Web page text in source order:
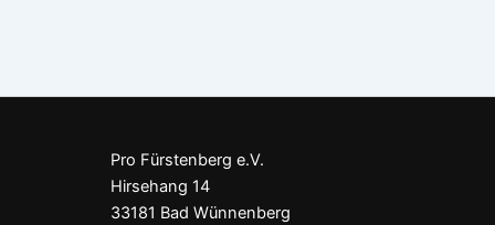
Pro Fürstenberg e.V.
Hirsehang 14
33181 Bad Wünnenberg